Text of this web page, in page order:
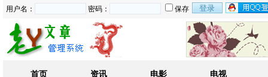
用户名： 密码： 保存
首页 资讯 电影 电视